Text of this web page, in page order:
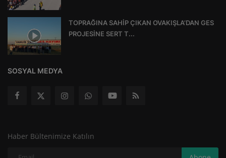
TOPRAĞINA SAHİP ÇIKAN OVAKIŞLA’DAN GES
PROJESİNE SERT T...
SOSYAL MEDYA
Haber Bültenimize Katılın